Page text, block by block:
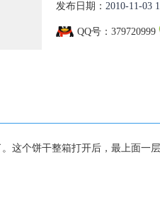
发布日期： 2010-11-03
QQ号：379720999
这个饼干整箱打开后，最上面一层